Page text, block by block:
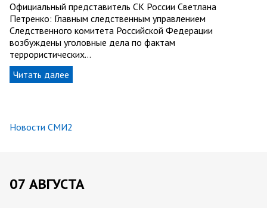
Официальный представитель СК России Светлана
Петренко: Главным следственным управлением
Следственного комитета Российской Федерации
возбуждены уголовные дела по фактам
террористических…
Читать далее
Новости СМИ2
07 АВГУСТА